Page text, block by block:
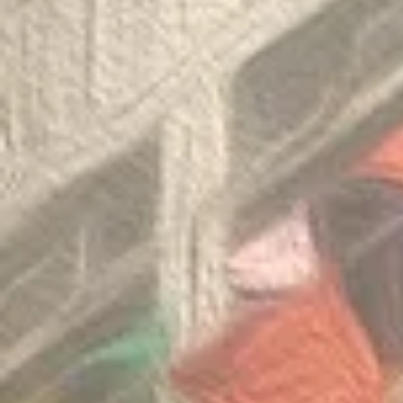
《SHINE ON! 保良慈善演唱
會》
of the